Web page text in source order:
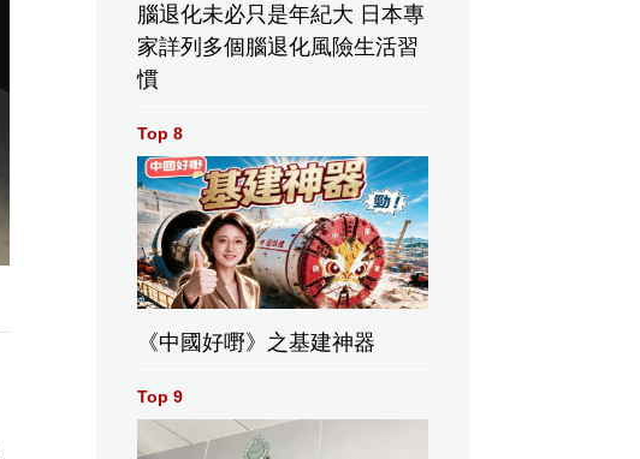
腦退化未必只是年紀大 日本專
家詳列多個腦退化風險生活習
慣
Top 8
《中國好嘢》之基建神器
Top 9